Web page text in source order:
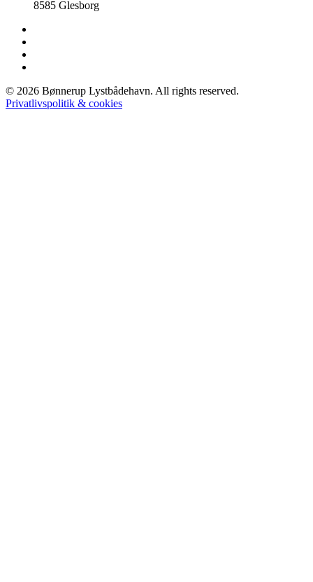
8585 Glesborg
© 2026 Bønnerup Lystbådehavn. All rights reserved.
Privatlivspolitik & cookies